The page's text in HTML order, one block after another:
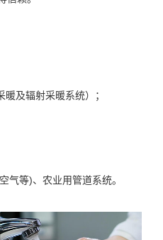
及辐射采暖系统）；
气等)、农业用管道系统。